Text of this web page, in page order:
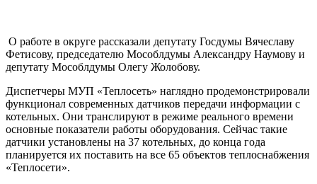
О работе в округе рассказали депутату Госдумы Вячеславу
Фетисову, председателю Мособлдумы Александру Наумову и
депутату Мособлдумы Олегу Жолобову.
Диспетчеры МУП «Теплосеть» наглядно продемонстрировали
функционал современных датчиков передачи информации с
котельных. Они транслируют в режиме реального времени
основные показатели работы оборудования. Сейчас такие
датчики установлены на 37 котельных, до конца года
планируется их поставить на все 65 объектов теплоснабжения
«Теплосети».